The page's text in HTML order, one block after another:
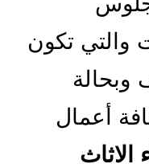
والتي تكون
وبحالة
أعمال